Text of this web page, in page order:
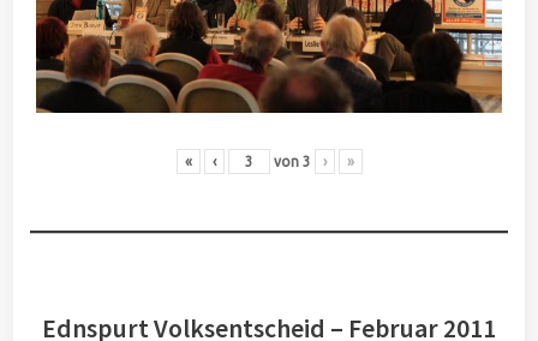
« ‹ von 3 › »
Ednspurt Volksentscheid – Februar 2011